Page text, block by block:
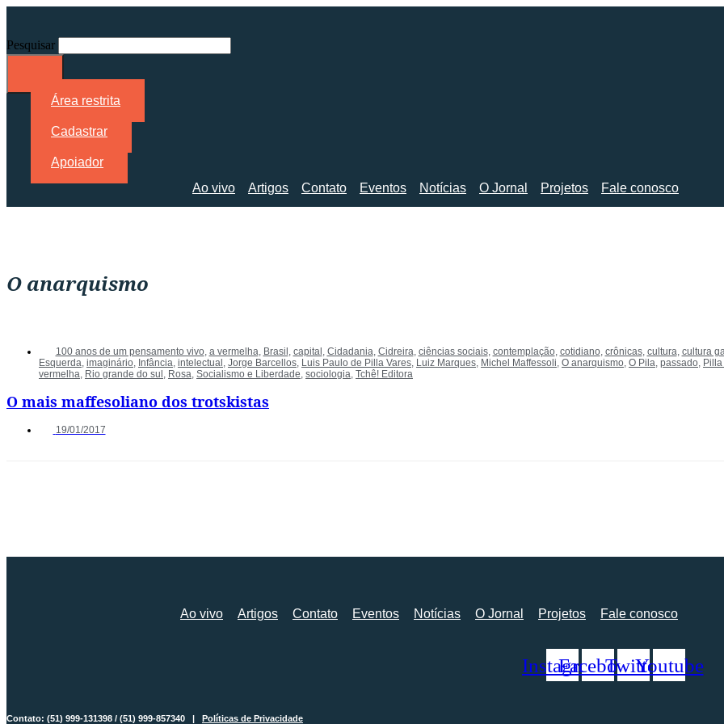
Pesquisar
Área restrita
Cadastrar
Apoiador
Ao vivo
Artigos Contato Eventos Notícias O Jornal Projetos Fale conosco
O anarquismo
100 anos de um pensamento vivo, a vermelha, Brasil , capital , Cidadania, Cidreira, ciências sociais, contemplação, cotidiano, crônicas, cultura, cultura
Esquerda, imaginário, Infância, intelectual , Jorge Barcellos, Luis Paulo de Pilla Vares, Luiz Marques, Michel Maffessoli, O anarquismo, O Pila, passado,
vermelha, Rio grande do sul , Rosa, Socialismo e Liberdade, sociologia, Tchê! Editora
O mais maffesoliano dos trotskistas
19/01/2017
Ao vivo Artigos Contato Eventos Notícias O Jornal Projetos Fale conosco
Instagram
Facebook
TwitterYoutube
Contato: (51) 999-131398 / (51) 999-857340 | Políticas de Privacidade